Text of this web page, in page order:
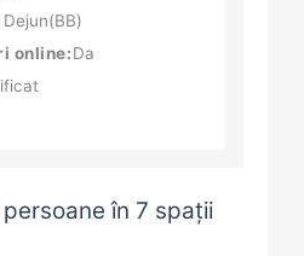
online:Da
în 7 spații